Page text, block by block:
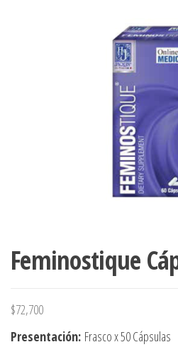
Feminostique
$72,700
Presentación: Frasco x 50 Cápsulas